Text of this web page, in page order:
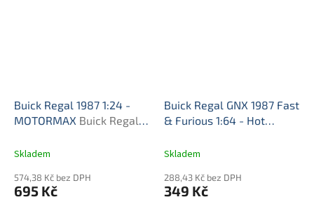
Buick Regal 1987 1:24 -
MOTORMAX Buick Regal
Skladem
574,38 Kč bez DPH
695 Kč
Buick Regal GNX 1987 Fast
& Furious 1:64 - Hot
GNX Fast and Furious F&F
Skladem
288,43 Kč bez DPH
349 Kč